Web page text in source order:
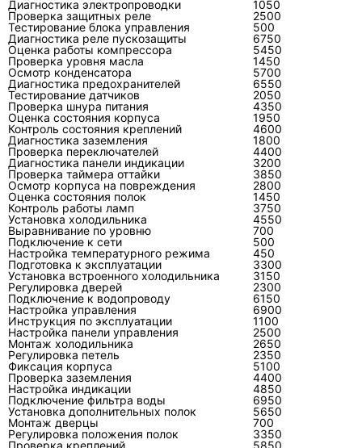
разделить эти варианты можно только после
замера температуры, давления, тока и
проверки ошибок.
Можно ли просто заправить
кондиционер Тошиба фреоном?
Можно только после подтверждения нехватки
хладагента и проверки герметичности. Если
не найти утечку, фреон снова уйдёт, а
компрессор продолжит работать с
повышенной нагрузкой.
Что означает мигание индикатора на
кондиционере Toshiba?
Мигание обычно связано с кодом
самодиагностики. Код указывает направление
поиска: датчик, связь между блоками,
вентилятор, инвертор, компрессор или
защита по току. Его нужно расшифровывать
по конкретной серии.
Диагностика электропроводки
1050
Проверка защитных реле
2500
Тестирование блока управления
500
Диагностика реле пускозащиты
6750
Оценка работы компрессора
5450
Проверка уровня масла
1450
Осмотр конденсатора
5700
Диагностика предохранителей
6550
Тестирование датчиков
2050
Проверка шнура питания
4350
Оценка состояния корпуса
1950
Контроль состояния креплений
4600
Диагностика заземления
1800
Проверка переключателей
4400
Диагностика панели индикации
3200
Проверка таймера оттайки
3850
Осмотр корпуса на повреждения
2800
Оценка состояния полок
1450
Контроль работы ламп
3750
Установка холодильника
4550
Выравнивание по уровню
700
Подключение к сети
500
Настройка температурного режима
450
Подготовка к эксплуатации
3300
Установка встроенного холодильника
3150
Регулировка дверей
2300
Подключение к водопроводу
6150
Настройка управления
6900
Инструкция по эксплуатации
1100
Настройка панели управления
2500
Монтаж холодильника
2650
Регулировка петель
2350
Фиксация корпуса
5100
Проверка заземления
4400
Настройка индикации
4850
Подключение фильтра воды
6950
Установка дополнительных полок
5650
Монтаж дверцы
700
Регулировка положения полок
3350
Проверка креплений
5850